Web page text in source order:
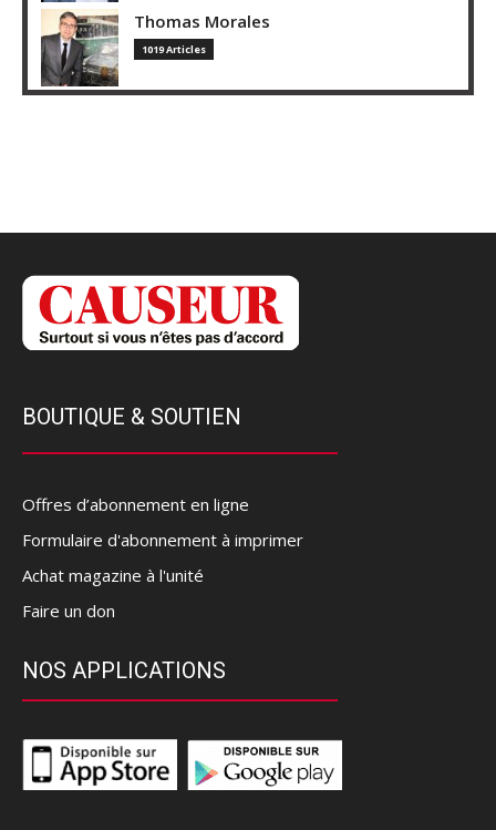
Thomas Morales
1019 Articles
BOUTIQUE & SOUTIEN
Offres d’abonnement en ligne
Formulaire d'abonnement à imprimer
Achat magazine à l'unité
Faire un don
NOS APPLICATIONS